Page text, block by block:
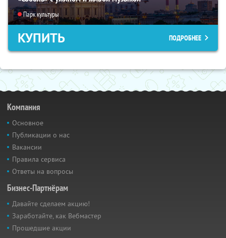
Парк культуры
КУПИТЬ ПОДРОБНЕЕ
Компания
Основное
Публикации о нас
Вакансии
Правила сервиса
Ответы на вопросы
Бизнес-Партнёрам
Давайте сделаем акцию!
Заработайте, как Вебмастер
Прошедшие акции